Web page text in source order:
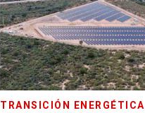
TRANSICIÓN ENERGÉTICA